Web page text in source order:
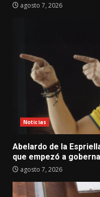
agosto 7, 2026
Noticias
Abelardo de la
que empezó a
agosto 7, 2026